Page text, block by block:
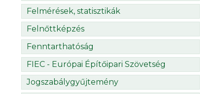
Felmérések, statisztikák
Felnőttképzés
Fenntarthatóság
FIEC - Európai Építőipari Szövetség
Jogszabálygyűjtemény